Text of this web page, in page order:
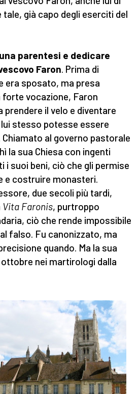
già capo degli eserciti del
parentesi e dedicare
Faron. Prima di
era sposato, ma presa
forte vocazione, Faron
prendere il velo e diventare
stesso potesse essere
al governo pastorale
la sua Chiesa con ingenti
i suoi beni, ciò che gli permise
e costruire monasteri.
due secoli più tardi,
Vita Faronis, purtroppo
ciò che rende impossibile
falso. Fu canonizzato, ma
quando. Ma la sua
nei martirologi dalla